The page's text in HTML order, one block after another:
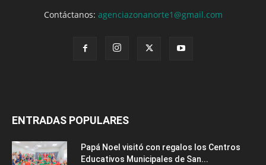
Contáctanos: agenciazonanorte1@gmail.com
ENTRADAS POPULARES
Papá Noel visitó con regalos los Centros
Educativos Municipales de San...